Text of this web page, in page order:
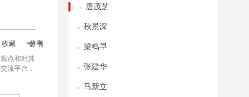
收藏 分享
点和对其
流平台，
唐茂芝
秋景深
梁鸣早
张建华
马新立